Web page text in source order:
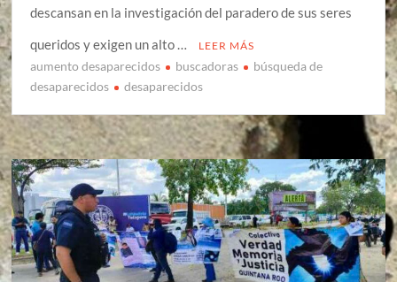
descansan en la investigación del paradero de sus seres
queridos y exigen un alto …
LEER MÁS
aumento desaparecidos buscadoras
búsqueda de
desaparecidos
desaparecidos